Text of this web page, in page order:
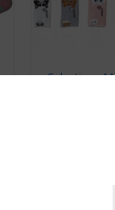
Calcetines